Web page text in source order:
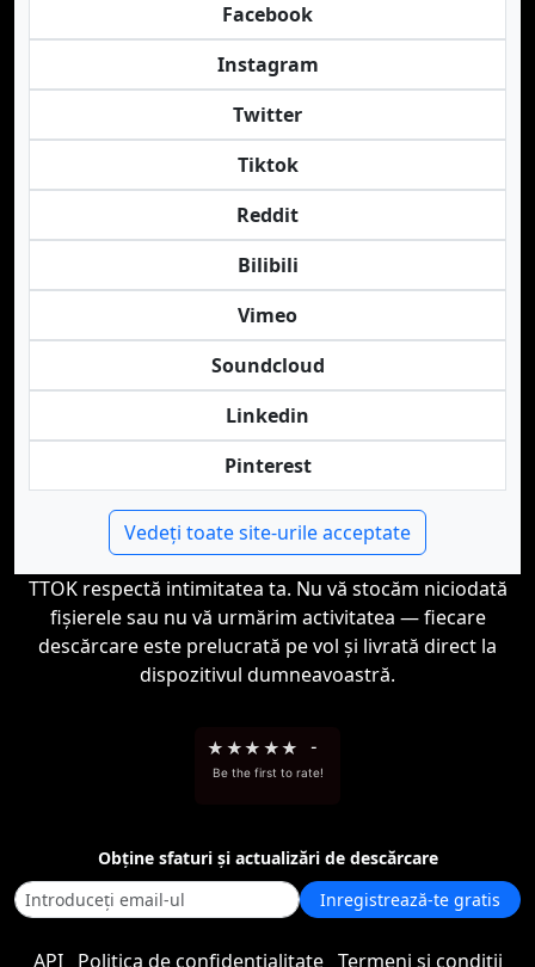
Facebook
Instagram
Twitter
Tiktok
Reddit
Bilibili
Vimeo
Soundcloud
Linkedin
Pinterest
Vedeți toate site-urile acceptate
TTOK respectă intimitatea ta. Nu vă stocăm niciodată
fișierele sau nu vă urmărim activitatea — fiecare
descărcare este prelucrată pe vol și livrată direct la
dispozitivul dumneavoastră.
★ ★★ ★★ -
Be the first to rate!
Obține sfaturi și actualizări de descărcare
Inregistrează-te gratis
API Politica de confidențialitate Termeni și condiții